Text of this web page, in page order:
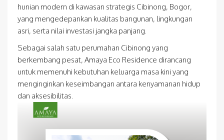
hunian modern di kawasan strategis Cibinong, Bogor,
yang mengedepankan kualitas bangunan, lingkungan
asri, serta nilai investasi jangka panjang.
Sebagai salah satu perumahan Cibinong yang
berkembang pesat, Amaya Eco Residence dirancang
untuk memenuhi kebutuhan keluarga masa kini yang
menginginkan keseimbangan antara kenyamanan hidup
dan aksesibilitas.